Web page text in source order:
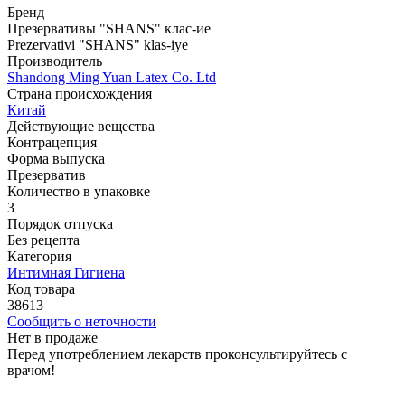
Бренд
Презервативы "SHANS" клас-ие
Prezervativi "SHANS" klas-iye
Производитель
Shandong Ming Yuan Latex Co. Ltd
Страна происхождения
Китай
Действующие вещества
Контрацепция
Форма выпуска
Презерватив
Количество в упаковке
3
Порядок отпуска
Без рецепта
Категория
Интимная Гигиена
Код товара
38613
Сообщить о неточности
Нет в продаже
Перед употреблением лекарств проконсультируйтесь с
врачом!